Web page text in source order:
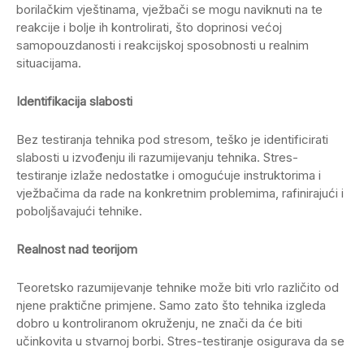
borilačkim vještinama, vježbači se mogu naviknuti na te
reakcije i bolje ih kontrolirati, što doprinosi većoj
samopouzdanosti i reakcijskoj sposobnosti u realnim
situacijama.
Identifikacija slabosti
Bez testiranja tehnika pod stresom, teško je identificirati
slabosti u izvođenju ili razumijevanju tehnika. Stres-
testiranje izlaže nedostatke i omogućuje instruktorima i
vježbačima da rade na konkretnim problemima, rafinirajući i
poboljšavajući tehnike.
Realnost nad teorijom
Teoretsko razumijevanje tehnike može biti vrlo različito od
njene praktične primjene. Samo zato što tehnika izgleda
dobro u kontroliranom okruženju, ne znači da će biti
učinkovita u stvarnoj borbi. Stres-testiranje osigurava da se